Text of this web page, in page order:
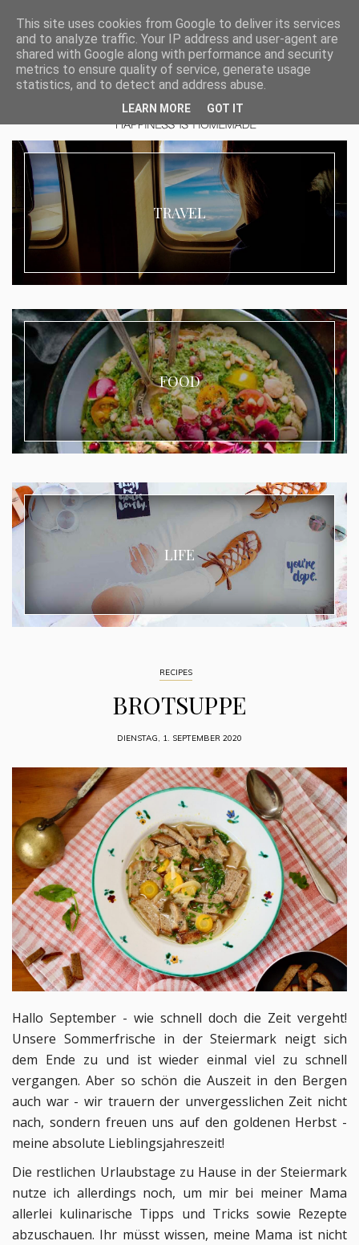
TRAVEL
FOOD
LIFE
RECIPES
BROTSUPPE
DIENSTAG, 1. SEPTEMBER 2020
Hallo September - wie schnell doch die Zeit vergeht!
Unsere Sommerfrische in der Steiermark neigt sich
dem Ende zu und ist wieder einmal viel zu schnell
vergangen. Aber so schön die Auszeit in den Bergen
auch war - wir trauern der unvergesslichen Zeit nicht
nach, sondern freuen uns auf den goldenen Herbst -
meine absolute Lieblingsjahreszeit!
Die restlichen Urlaubstage zu Hause in der Steiermark
nutze ich allerdings noch, um mir bei meiner Mama
allerlei kulinarische Tipps und Tricks sowie Rezepte
abzuschauen. Ihr müsst wissen, meine Mama ist nicht
This site uses cookies from Google to deliver its services
and to analyze traffic. Your IP address and user-agent are
shared with Google along with performance and security
metrics to ensure quality of service, generate usage
statistics, and to detect and address abuse.
LEARN MORE GOT IT